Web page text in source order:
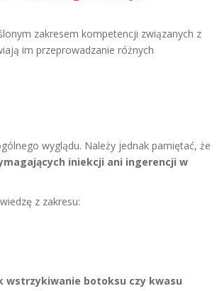
zakresem kompetencji związanych z
im przeprowadzanie różnych
wyglądu. Należy jednak pamiętać, że
iniekcji ani ingerencji w
z zakresu:
botoksu czy kwasu